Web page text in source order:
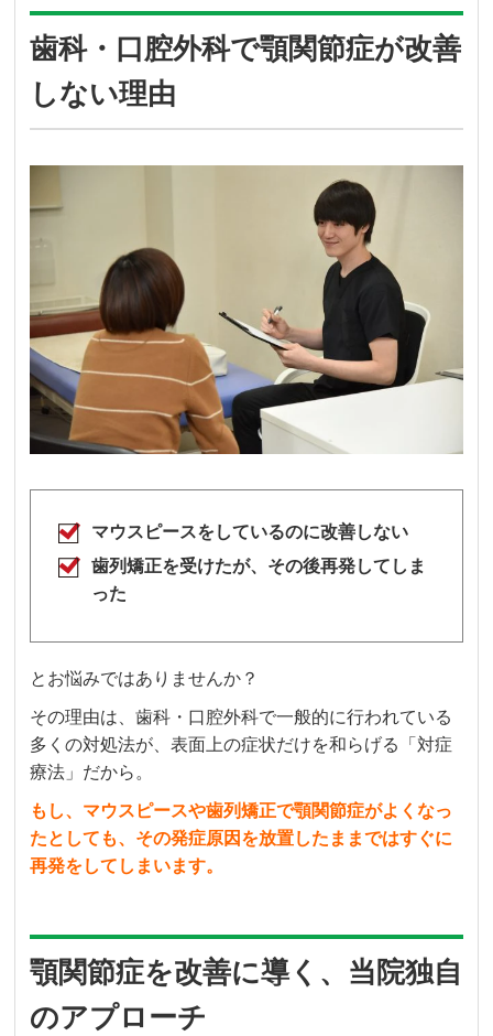
歯科・口腔外科で顎関節症が改善
しない理由
マウスピースをしているのに改善しない
歯列矯正を受けたが、その後再発してしま
った
とお悩みではありませんか？
その理由は、歯科・口腔外科で一般的に行われている
多くの対処法が、表面上の症状だけを和らげる「対症
療法」だから。
もし、マウスピースや歯列矯正で顎関節症がよくなっ
たとしても、その発症原因を放置したままではすぐに
再発をしてしまいます。
顎関節症を改善に導く、当院独自
のアプローチ